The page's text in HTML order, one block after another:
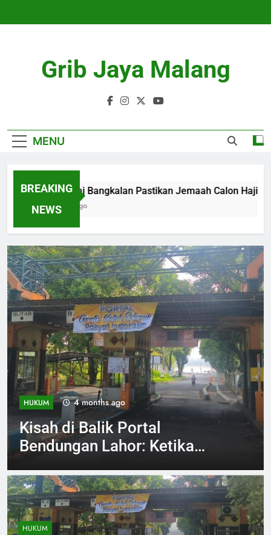
Grib Jaya Malang
MENU
BREAKING
NEWS
Kemenhaj Bangkalan Pastikan Jemaah Calon Haji Aman
4 Months Ago
INVESTIGASI 4 months ago
Jelang Arema vs Persebaya
Aremania Ikrarkan Jaga
HUKUM